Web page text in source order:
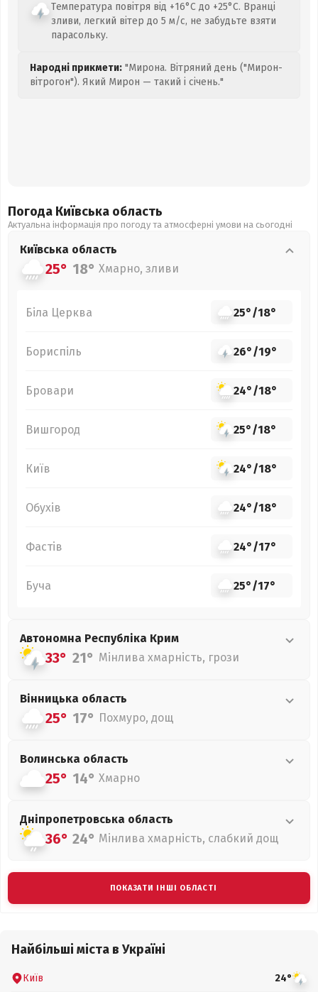
Температура повітря від +16°C до +25°C. Вранці
зливи, легкий вітер до 5 м/с, не забудьте взяти
парасольку.
Народні прикмети: "Мирона. Вітряний день ("Мирон-
вітрогон"). Який Мирон — такий і січень."
Погода Київська область
Актуальна інформація про погоду та атмосферні умови на сьогодні
Київська область
25° 18° Хмарно, зливи
Біла Церква 25°/18°
Бориспіль 26°/19°
Бровари 24°/18°
Вишгород 25°/18°
Київ 24°/18°
Обухів 24°/18°
Фастів 24°/17°
Буча 25°/17°
Автономна Республіка Крим
33° 21° Мінлива хмарність, грози
Вінницька область
25° 17° Похмуро, дощ
Волинська область
25° 14° Хмарно
Дніпропетровська область
36° 24° Мінлива хмарність, слабкий дощ
ПОКАЗАТИ ІНШІ ОБЛАСТІ
Найбільші міста в Україні
Київ 24°